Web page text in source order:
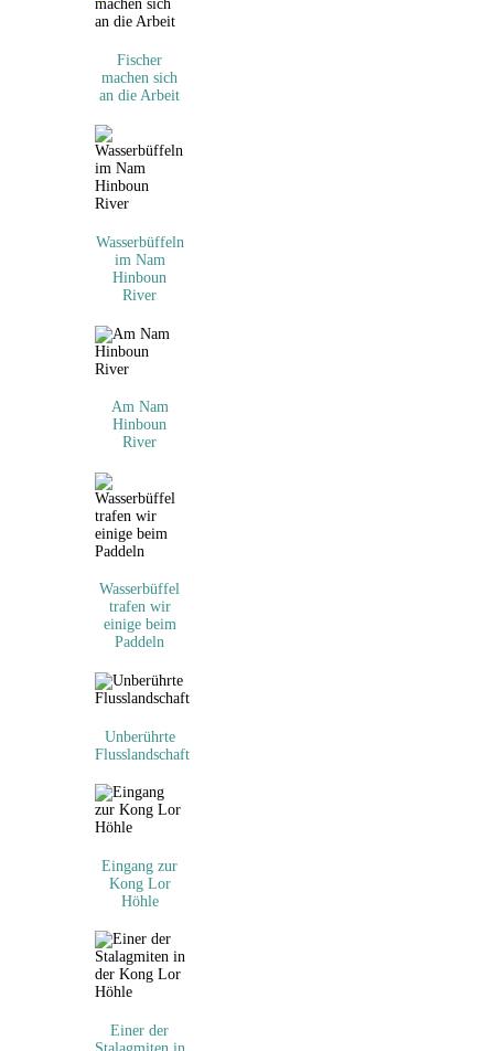
Fischer
machen sich
an die Arbeit
Wasserbüffeln
im Nam
Hinboun
River
Am Nam
Hinboun
River
Wasserbüffel
trafen wir
einige beim
Paddeln
Unberührte
Flusslandschaft
Eingang zur
Kong Lor
Höhle
Einer der